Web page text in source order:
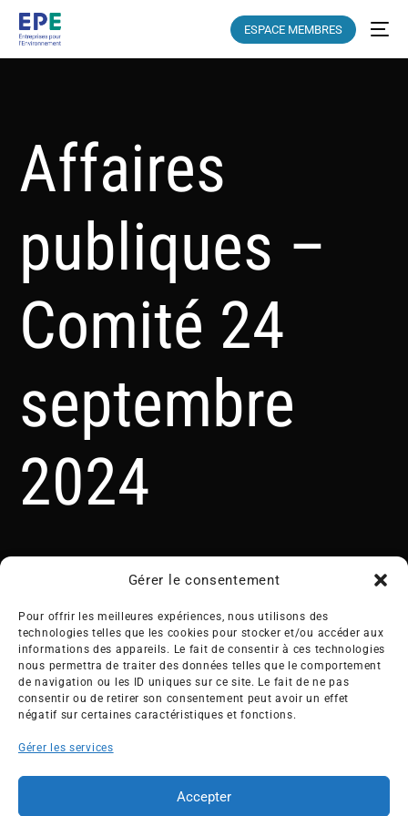
Gérer le consentement
Pour offrir les meilleures expériences, nous utilisons des
technologies telles que les cookies pour stocker et/ou accéder aux
informations des appareils. Le fait de consentir à ces technologies
nous permettra de traiter des données telles que le comportement
de navigation ou les ID uniques sur ce site. Le fait de ne pas
consentir ou de retirer son consentement peut avoir un effet
négatif sur certaines caractéristiques et fonctions.
Gérer les services
Accepter
ESPACE MEMBRES
Affaires
publiques –
Comité 24
septembre
2024
Créée en 1992, l’association française des Entreprises pour
l’Environnement (EPE) rassemble une soixantaine de grandes
entreprises françaises et internationales de tous les secteurs
aux enjeux d’une transition écologique intégrée.
Actus